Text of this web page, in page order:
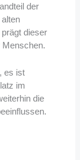
der
dieser
Menschen.
es ist
im
die